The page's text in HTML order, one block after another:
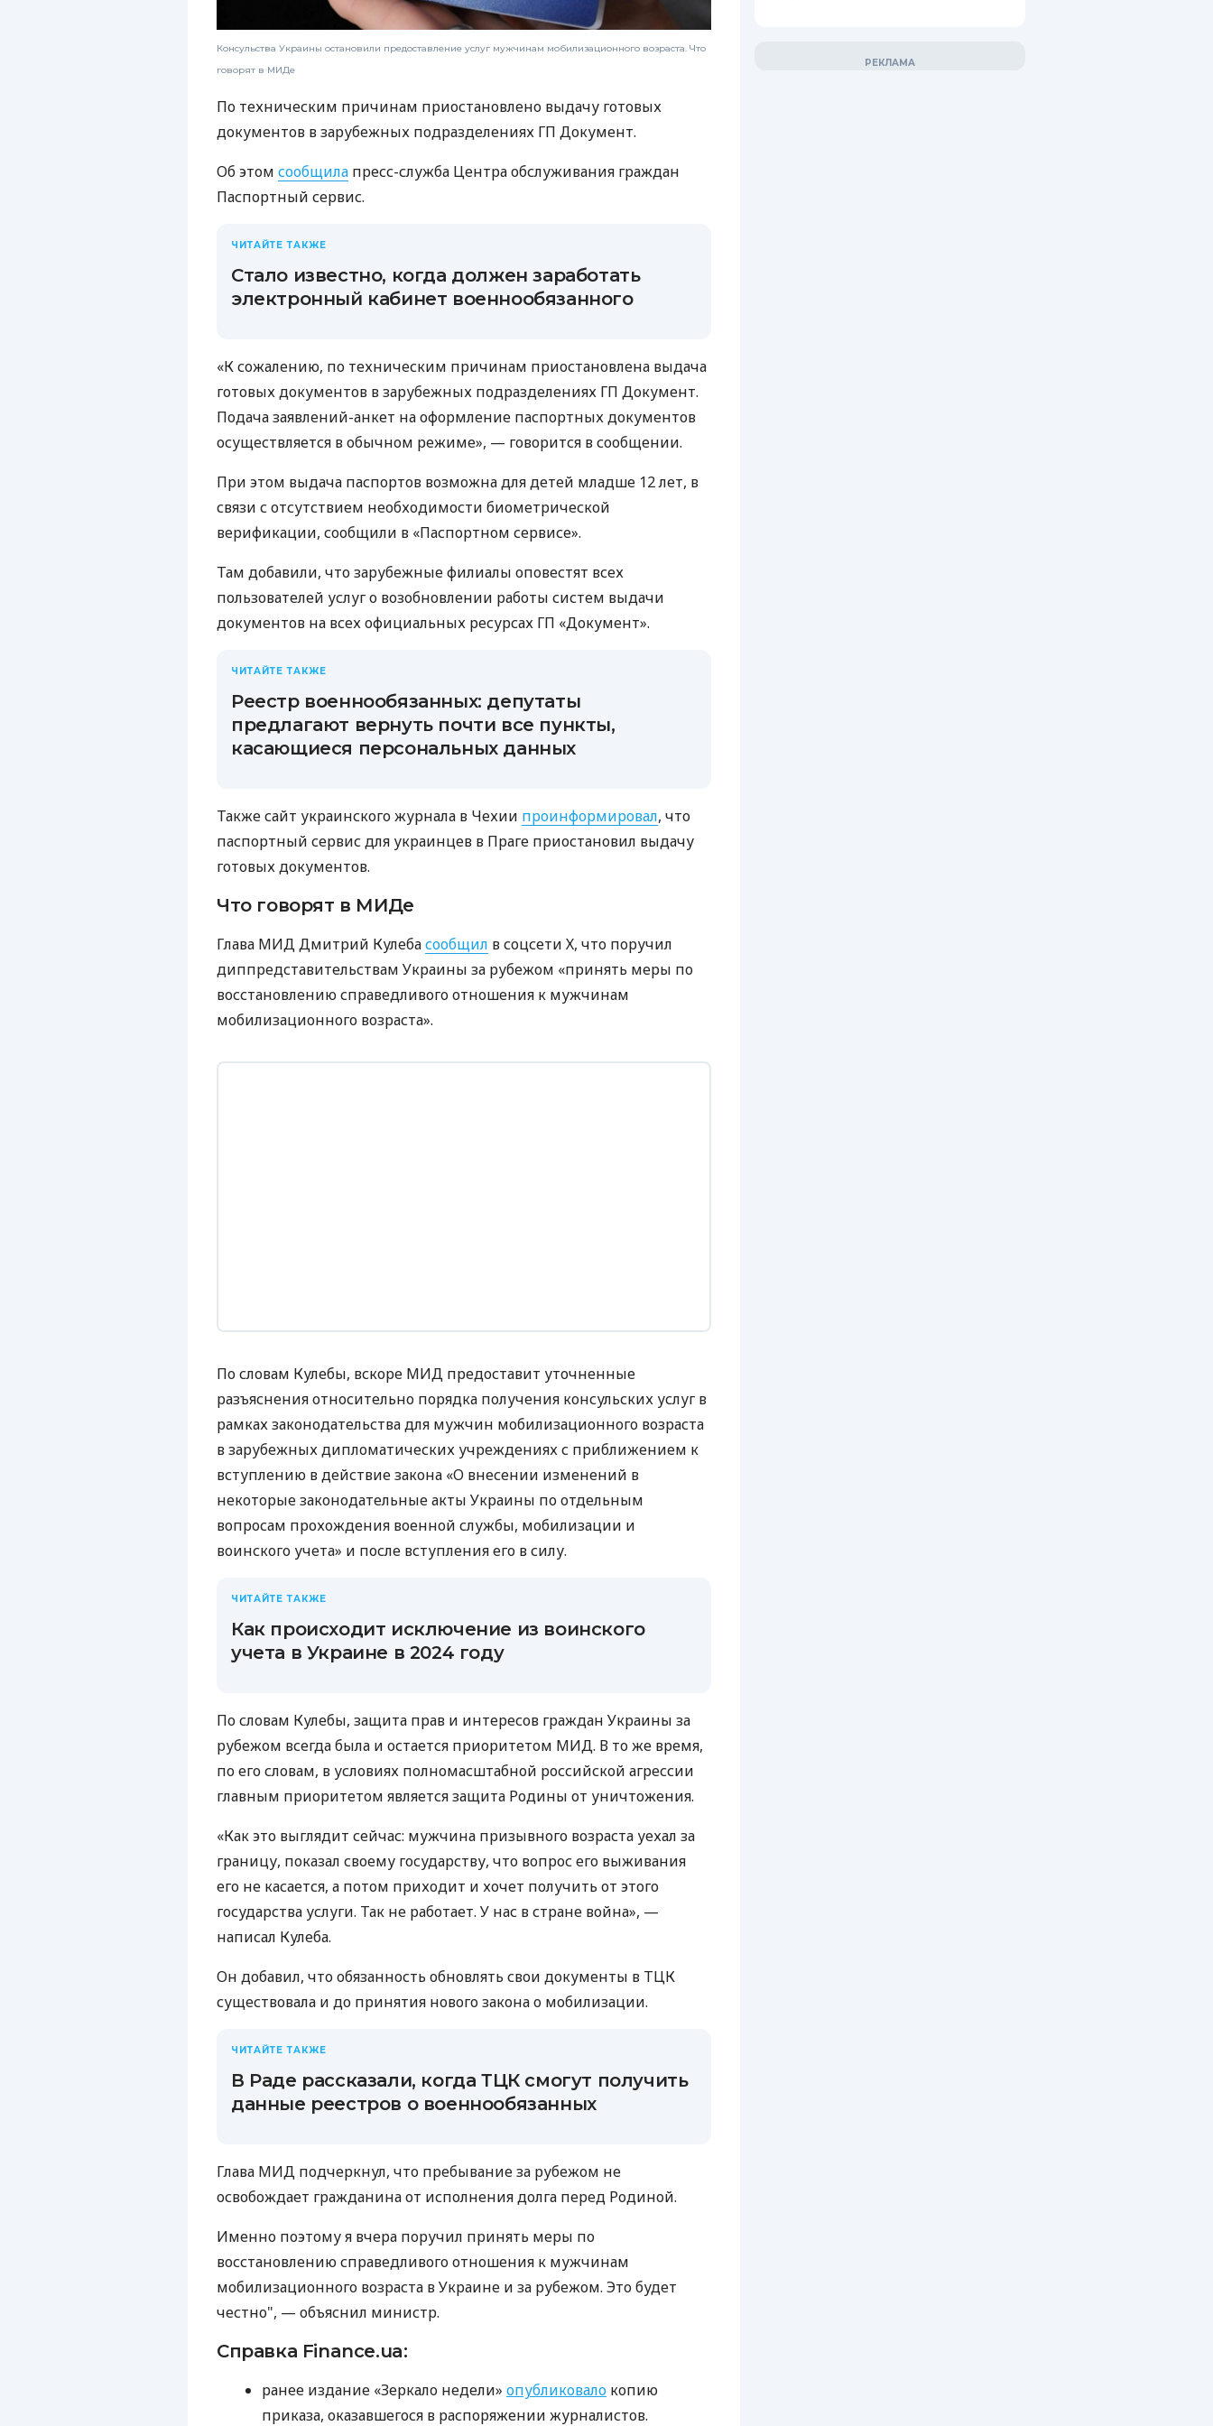
Консульства Украины остановили предоставление услуг мужчинам мобилизационного возраста. Что
говорят в МИДе
По техническим причинам приостановлено выдачу готовых
документов в зарубежных подразделениях ГП Документ.
Об этом сообщила пресс-служба Центра обслуживания граждан
Паспортный сервис.
ЧИТАЙТЕ ТАКЖЕ
Стало известно, когда должен заработать
электронный кабинет военнообязанного
«К сожалению, по техническим причинам приостановлена ​​выдача
готовых документов в зарубежных подразделениях ГП Документ.
Подача заявлений-анкет на оформление паспортных документов
осуществляется в обычном режиме», — говорится в сообщении.
При этом выдача паспортов возможна для детей младше 12 лет, в
связи с отсутствием необходимости биометрической
верификации, сообщили в «Паспортном сервисе».
Там добавили, что зарубежные филиалы оповестят всех
пользователей услуг о возобновлении работы систем выдачи
документов на всех официальных ресурсах ГП «Документ».
ЧИТАЙТЕ ТАКЖЕ
Реестр военнообязанных: депутаты
предлагают вернуть почти все пункты,
касающиеся персональных данных
Также сайт украинского журнала в Чехии проинформировал, что
паспортный сервис для украинцев в Праге приостановил выдачу
готовых документов.
Что говорят в МИДе
Глава МИД Дмитрий Кулебасообщил в соцсети Х, что поручил
диппредставительствам Украины за рубежом «принять меры по
восстановлению справедливого отношения к мужчинам
мобилизационного возраста».
По словам Кулебы, вскоре МИД предоставит уточненные
разъяснения относительно порядка получения консульских услуг в
рамках законодательства для мужчин мобилизационного возраста
в зарубежных дипломатических учреждениях с приближением к
вступлению в действие закона «О внесении изменений в
некоторые законодательные акты Украины по отдельным
вопросам прохождения военной службы, мобилизации и
воинского учета» и после вступления его в силу.
ЧИТАЙТЕ ТАКЖЕ
Как происходит исключение из воинского
учета в Украине в 2024 году
По словам Кулебы, защита прав и интересов граждан Украины за
рубежом всегда была и остается приоритетом МИД. В то же время,
по его словам, в условиях полномасштабной российской агрессии
главным приоритетом является защита Родины от уничтожения.
«Как это выглядит сейчас: мужчина призывного возраста уехал за
границу, показал своему государству, что вопрос его выживания
его не касается, а потом приходит и хочет получить от этого
государства услуги. Так не работает. У нас в стране война», —
написал Кулеба.
Он добавил, что обязанность обновлять свои документы в ТЦК
существовала и до принятия нового закона о мобилизации.
ЧИТАЙТЕ ТАКЖЕ
В Раде рассказали, когда ТЦК смогут получить
данные реестров о военнообязанных
Глава МИД подчеркнул, что пребывание за рубежом не
освобождает гражданина от исполнения долга перед Родиной.
Именно поэтому я вчера поручил принять меры по
восстановлению справедливого отношения к мужчинам
мобилизационного возраста в Украине и за рубежом. Это будет
честно", — объяснил министр.
Справка Finance.ua:
ранее издание «Зеркало недели» опубликовало копию
приказа, оказавшегося в распоряжении журналистов.